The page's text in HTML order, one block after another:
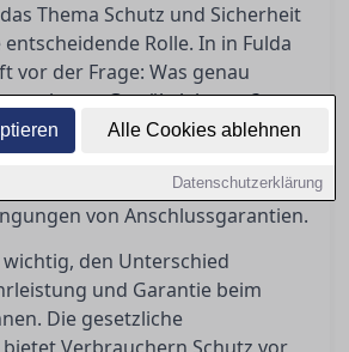
Alle Cookies ablehnen
Datenschutzerklärung
Thema Schutz und Sicherheit
Rolle. In in Fulda
vor der Frage: Was genau
von Gewährleistung?
klare Orientierung, indem er
vertraglichen Regelungen
die Fallstricke in den oft
von Anschlussgarantien.
den Unterschied
und Garantie beim
Die gesetzliche